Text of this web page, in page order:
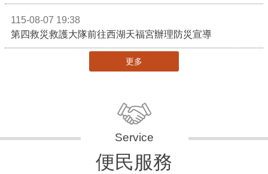
115-08-07 19:38
第四救災救護大隊前往西湖天福宮辦理防災宣導
更多
便民服務